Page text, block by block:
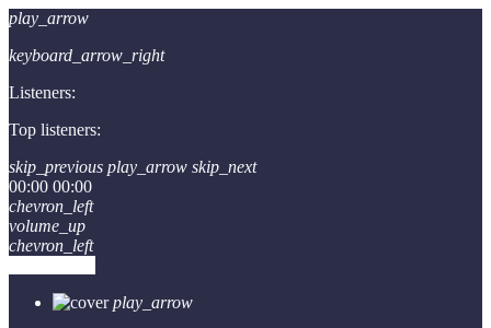
play_arrow
keyboard_arrow_right
Listeners:
Top listeners:
skip_previous play_arrow skip_next
00:00 00:00
chevron_left
volume_up
chevron_left
play_arrow